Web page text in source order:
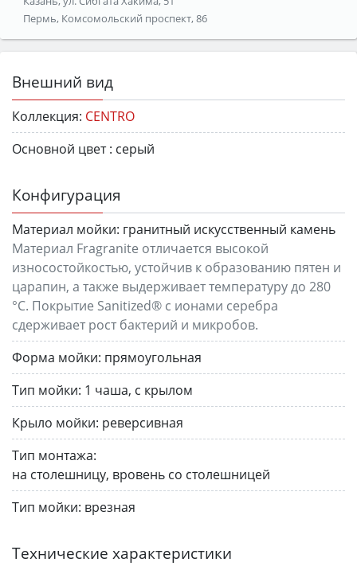
Пермь, Комсомольский проспект, 86
Внешний вид
Коллекция: CENTRO
Основной цвет : серый
Конфигурация
Материал мойки: гранитный искусственный камень
Материал Fragranite отличается высокой
износостойкостью, устойчив к образованию пятен и
царапин, а также выдерживает температуру до 280
°C. Покрытие Sanitized® с ионами серебра
сдерживает рост бактерий и микробов.
Форма мойки: прямоугольная
Тип мойки: 1 чаша, с крылом
Крыло мойки: реверсивная
Тип монтажа:
на столешницу, вровень со столешницей
Тип мойки: врезная
Технические характеристики